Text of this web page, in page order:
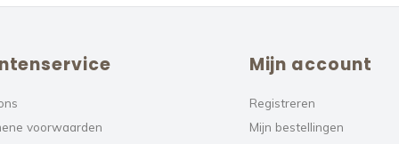
voorwaarden
Mijn account
Registreren
Mijn bestellingen